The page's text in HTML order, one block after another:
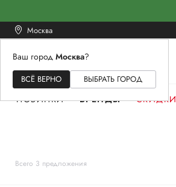
Москва
Ваш город Москва?
ВСЁ ВЕРНО ВЫБРАТЬ ГОРОД
ЖЕНСКОЕМУЖСКОЕ
НОВИНКИ БРЕНДЫ СКИДКИ
Всего 3 предложения